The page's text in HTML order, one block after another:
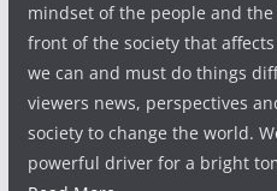
mindset of the people and
front of the society that
we can and must do things
viewers news, perspectives
society to change the world.
powerful driver for a bright